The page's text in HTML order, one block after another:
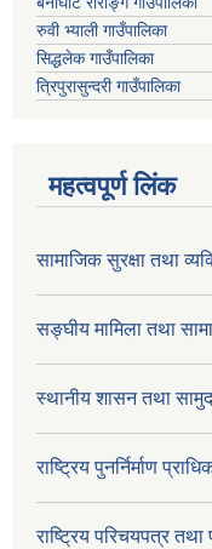
रुवी भ्याली गाउँपालिका
सिद्धलेक गाउँपालिका
त्रिपुरासुन्दरी गाउँपालिका
महत्वपूर्ण लिंक
सामाजिक सुरक्षा तथा
सङ्घीय मामिला तथा
स्थानीय शासन तथा
राष्ट्रिय पुनर्निर्माण
राष्ट्रिय परिचयपत्र